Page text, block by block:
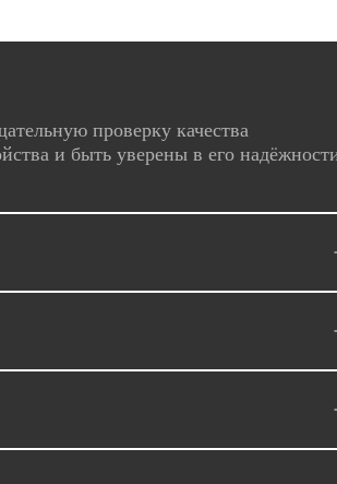
проверку качества
и быть уверены в его